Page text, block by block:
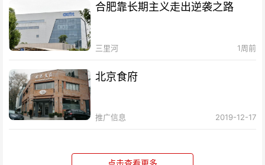
合肥靠长期主义走出逆袭之路
三里河 1周前
北京食府
推广信息 2019-12-17
点击查看更多